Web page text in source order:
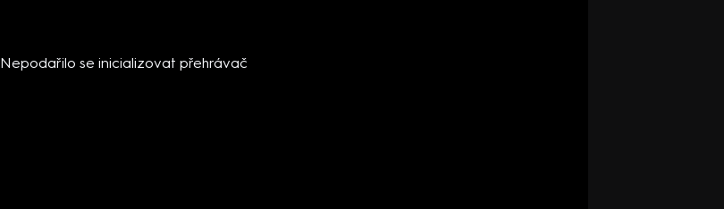
Nepodařilo se inicializovat přehrávač